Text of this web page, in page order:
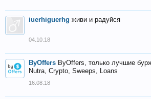
iuerhiguerhg живи и радуйся
04.10.18
ByOffers ByOffers, только лучшие
Nutra, Crypto, Sweeps, Loans
16.08.18